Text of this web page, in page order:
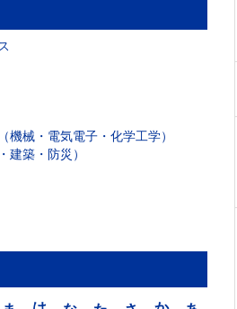
機械・電気電子・化学工学）
建築・防災）
あ
か
さ
た
な
は
ま